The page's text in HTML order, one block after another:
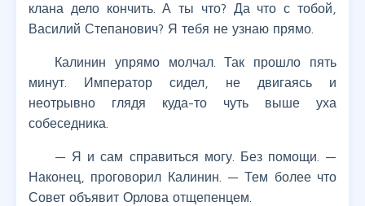
клана дело кончить. А ты что? Да что с тобой,
Василий Степанович? Я тебя не узнаю прямо.
Калинин упрямо молчал. Так прошло пять
минут. Император сидел, не двигаясь и
неотрывно глядя куда-то чуть выше уха
собеседника.
— Я и сам справиться могу. Без помощи. —
Наконец, проговорил Калинин. — Тем более что
Совет объявит Орлова отщепенцем.